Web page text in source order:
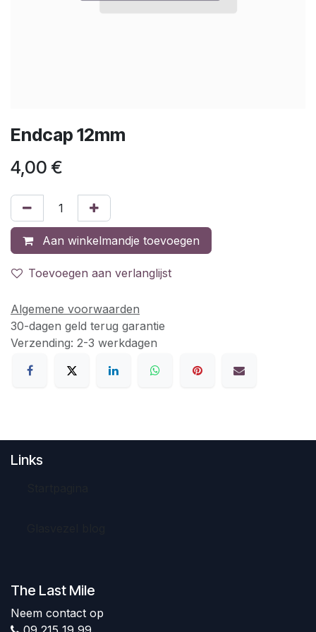
Endcap 12mm
4,00 €
Aan winkelmandje toevoegen
Toevoegen aan verlanglijst
Algemene voorwaarden
30-dagen geld terug garantie
Verzending: 2-3 werkdagen
Links
The Last Mile
Neem contact op